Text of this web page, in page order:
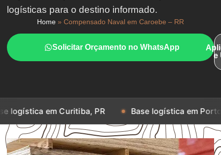
logísticas para o destino informado.
Home » Compensado Naval em Caroebe – RR
Solicitar Orçamento no WhatsApp
e
Curitiba, PR Base logística em Porto Alegre, RS